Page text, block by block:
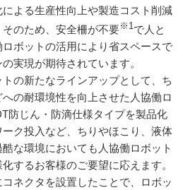
よる生産性向上や製造コスト削減
のため、安全柵が不要※ 1で人と
ボットの活用により省スペースで
実現が期待されています。
の新たなラインアップとして、ち
の耐環境性を向上させた人協働ロ
防じん・防滴仕様タイプを製品化
ク投入など、ちりやほこり、液体
な環境においても人協働ロボット
するお客様のご要望に応えます。
ネクタを設置したことで、ロボッ